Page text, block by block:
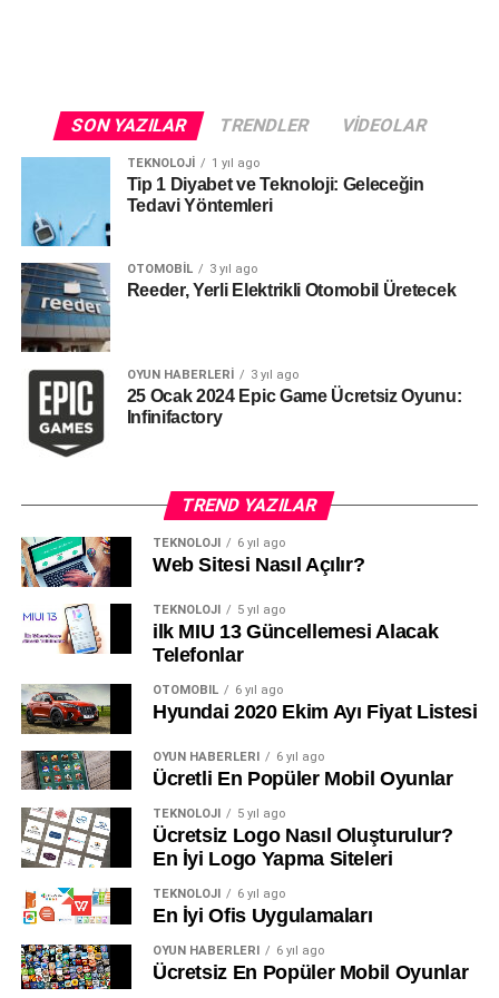
1 litre toz haznesi
Boomerang yer aparatı
Sert zemin aparatı
İyileştirilmiş ses seviyesi (79 DB)
Fiyatı : 199.00₺
Akülü Vidalama Seti
Led çalışma ışığı el feneri
1 adet manyetik mıknatıs uç tutucu
18 adet tornavida ucu
Fiyatı : 119.00₺
Bim Aktüel Resimleri
Bim ve A101 05-06 Kasımaktüel katoloğunu sizler için
vermesi kurun da artması ile birlikte hepimiz için faydalı
ürünlere ulaşım imkanımız artacaktır. Yalnız ürünlerin
sınırlı sayıda olması ve mağaza başına düşen ürün
SON YAZILAR TRENDLER VIDEOLAR
TEKNOLOJI 1 yıl ago
Tip 1 Diyabet ve Teknoloji: Geleceğin
Tedavi Yöntemleri
OTOMOBIL 3 yıl ago
Reeder, Yerli Elektrikli Otomobil Üretecek
OYUN HABERLERI 3 yıl ago
25 Ocak 2024 Epic Game Ücretsiz Oyunu:
Infinifactory
TREND YAZILAR
TEKNOLOJI 6 yıl ago
Web Sitesi Nasıl Açılır?
TEKNOLOJI 5 yıl ago
ilk MIU 13 Güncellemesi Alacak
Telefonlar
OTOMOBIL 6 yıl ago
Hyundai 2020 Ekim Ayı Fiyat Listesi
OYUN HABERLERI 6 yıl ago
Ücretli En Popüler Mobil Oyunlar
TEKNOLOJI 5 yıl ago
Ücretsiz Logo Nasıl Oluşturulur?
En İyi Logo Yapma Siteleri
TEKNOLOJI 6 yıl ago
En İyi Ofis Uygulamaları
OYUN HABERLERI 6 yıl ago
Ücretsiz En Popüler Mobil Oyunlar